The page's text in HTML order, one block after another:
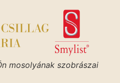
mosolyának szobrászai